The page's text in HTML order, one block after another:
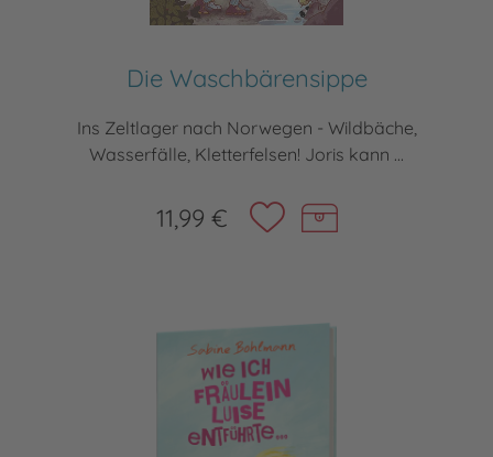
Die Waschbärensippe
Ins Zeltlager nach Norwegen - Wildbäche,
Wasserfälle, Kletterfelsen! Joris kann ...
11,99 €